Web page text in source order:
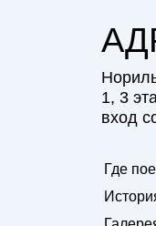
Где
1, 3
вход